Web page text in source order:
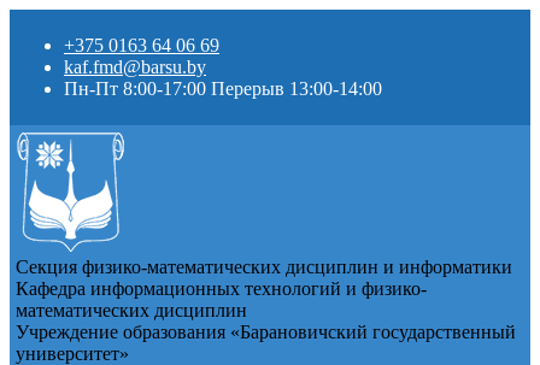
+375 0163 64 06 69
kaf.fmd@barsu.by
Пн-Пт 8:00-17:00 Перерыв 13:00-14:00
Секция физико-математических дисциплин и информатики
Кафедра информационных технологий и физико-
математических дисциплин
Учреждение образования «Барановичский государственный
университет»